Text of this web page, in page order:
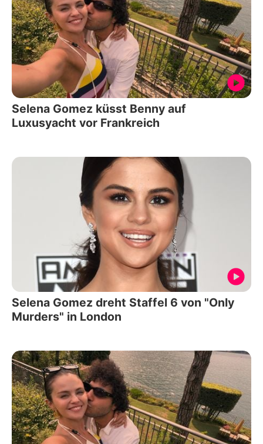
Selena Gomez küsst Benny auf
Luxusyacht vor Frankreich
Selena Gomez dreht Staffel 6 von "Only
Murders" in London